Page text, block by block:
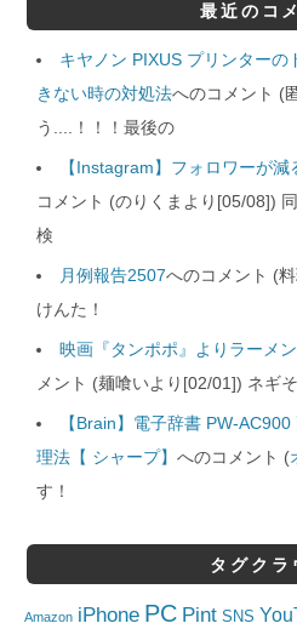
最近のコ
キヤノン PIXUS プリンター
きない時の対処法へのコメント (
う....！！！最後の
【Instagram】フォロワーが
コメント (のりくまより[05/08])
検
月例報告2507へのコメント (
けんた！
映画『タンポポ』よりラーメ
メント (麺喰いより[02/01]) ネギ
【Brain】電子辞書 PW-
理法【 シャープ】 へのコメント (
す！
タグクラ
Amazon iPhone PC Pint SNS